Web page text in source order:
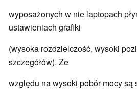
wyposażonych w nie laptopach
ustawieniach grafiki
(wysoka rozdzielczość, wysoki
szczegółów). Ze
względu na wysoki pobór mocy są